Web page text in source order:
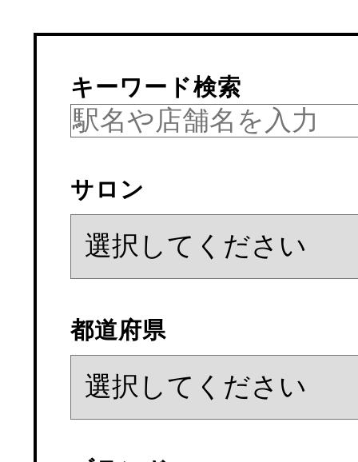
キーワード検索
サロン
都道府県